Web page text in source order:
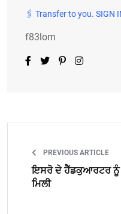
🖇 Transfer to you. SIGN
f83lom
PREVIOUS ARTICLE
ਇਸਰੋ ਦੇ ਹੈੱਡਕੁਆਰਟਰ ਨੂੰ
ਮਿਲੀ